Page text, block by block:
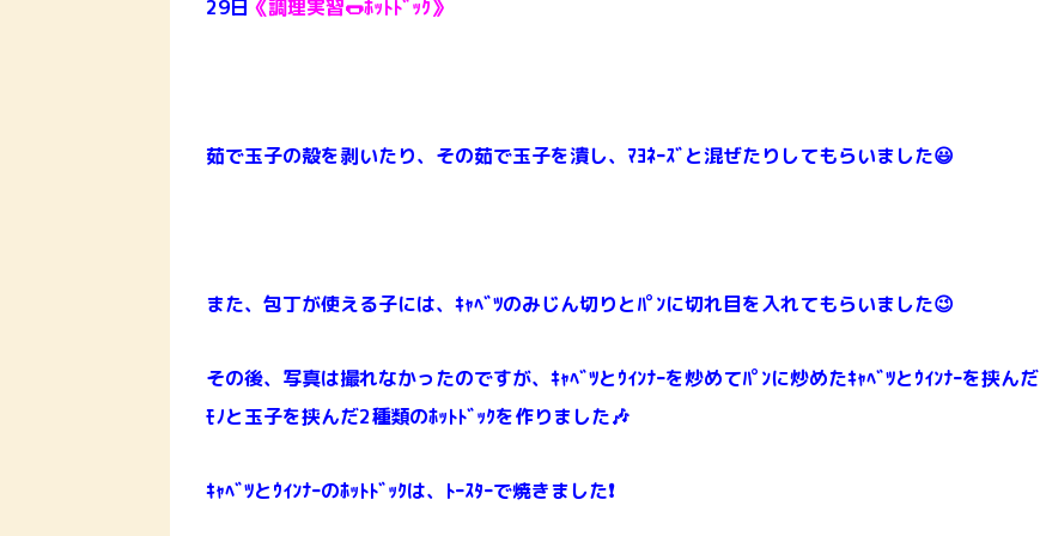
29日 《調理実習🌭ﾎｯﾄﾄﾞｯｸ》
茹で玉子の殻を剥いたり、その茹で玉子を潰し、ﾏﾖﾈｰｽﾞと混ぜたりしてもらいました😃
また、包丁が使える子には、ｷｬﾍﾞﾂのみじん切りとﾊﾟﾝに切れ目を入れてもらいました😉
その後、写真は撮れなかったのですが、ｷｬﾍﾞﾂとｳｲﾝﾅｰを炒めてﾊﾟﾝに炒めたｷｬﾍﾞﾂとｳｲﾝﾅｰを挟んだ
ﾓﾉと玉子を挟んだ2種類のﾎｯﾄﾄﾞｯｸを作りました🎶
ｷｬﾍﾞﾂとｳｲﾝﾅｰのﾎｯﾄﾄﾞｯｸは、ﾄｰｽﾀｰで焼きました❗